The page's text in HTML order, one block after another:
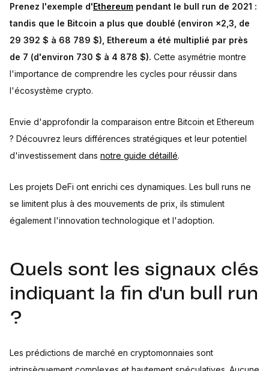
Prenez l'exemple d'Ethereum pendant le bull run de 2021 :
tandis que le Bitcoin a plus que doublé (environ ×2,3, de
29 392 $ à 68 789 $), Ethereum a été multiplié par près
de 7 (d'environ 730 $ à 4 878 $). Cette asymétrie montre
l'importance de comprendre les cycles pour réussir dans
l'écosystème crypto.
Envie d'approfondir la comparaison entre Bitcoin et Ethereum
? Découvrez leurs différences stratégiques et leur potentiel
d'investissement dans notre guide détaillé.
Les projets DeFi ont enrichi ces dynamiques. Les bull runs ne
se limitent plus à des mouvements de prix, ils stimulent
également l'innovation technologique et l'adoption.
Quels sont les signaux clés
indiquant la fin d'un bull run
?
Les prédictions de marché en cryptomonnaies sont